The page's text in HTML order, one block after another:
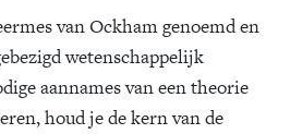
van Ockham genoemd en
wetenschappelijk
aannames van een theorie
houd je de kern van de